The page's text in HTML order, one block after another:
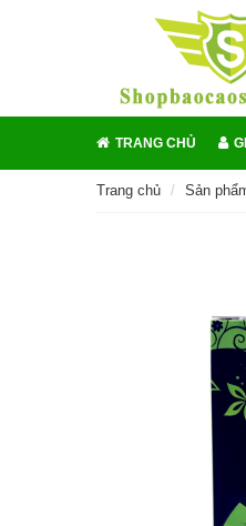
TRANG CHỦ
Trang chủ Sản